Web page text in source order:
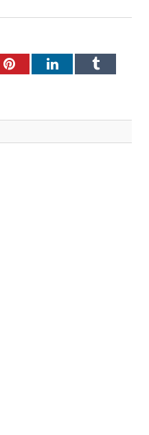
PinterestLinkedInTumblr